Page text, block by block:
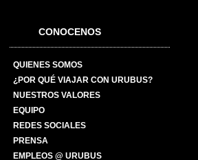
CONOCENOS
QUIENES SOMOS
¿POR QUÉ VIAJAR CON URUBUS?
NUESTROS VALORES
EQUIPO
REDES SOCIALES
PRENSA
EMPLEOS @ URUBUS